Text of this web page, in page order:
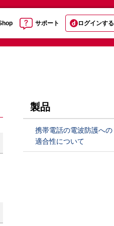
サポート ログインする
製品
携帯電話の電波防護への
適合性について